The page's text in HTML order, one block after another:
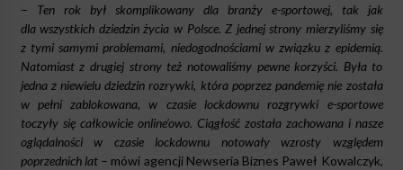
– Ten rok był skomplikowany dla branży e-sportowej, tak jak
dla wszystkich dziedzin życia w Polsce. Z jednej strony mierzyliśmy się
z tymi samymi problemami, niedogodnościami w związku z epidemią.
Natomiast z drugiej strony też notowaliśmy pewne korzyści. Była to
jedna z niewielu dziedzin rozrywki, która poprzez pandemię nie została
w pełni zablokowana, w czasie lockdownu rozgrywki e-sportowe
toczyły się całkowicie online’owo. Ciągłość została zachowana i nasze
oglądalności w czasie lockdownu notowały wzrosty względem
poprzednich lat – mówi agencji Newseria Biznes Paweł Kowalczyk,